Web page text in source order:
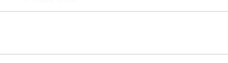
ブランド名
アイリスオーヤマ